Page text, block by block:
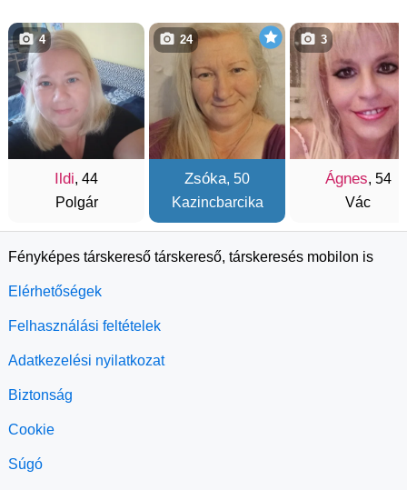
Ildi, 44
Polgár
4
Zsóka, 50
Kazincbarcika
24
Ágnes, 54
Vác
3
Fényképes társkereső társkereső, társkeresés mobilon is
Elérhetőségek
Felhasználási feltételek
Adatkezelési nyilatkozat
Biztonság
Cookie
Súgó